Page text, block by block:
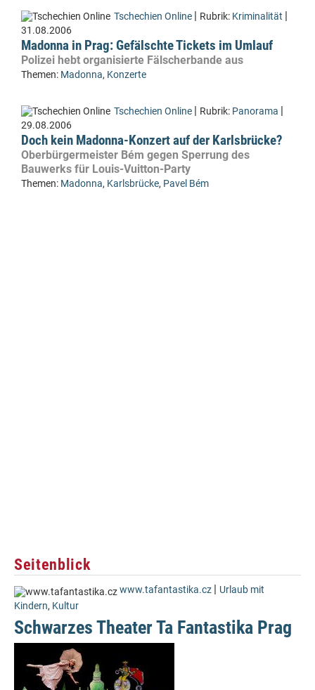
Tschechien Online | Rubrik: Kriminalität |
31.08.2006
Madonna in Prag: Gefälschte Tickets im Umlauf
Polizei hebt organisierte Fälscherbande aus
Themen: Madonna, Konzerte
Tschechien Online | Rubrik: Panorama |
29.08.2006
Doch kein Madonna-Konzert auf der Karlsbrücke?
Oberbürgermeister Bém gegen Sperrung des
Bauwerks für Louis-Vuitton-Party
Themen: Madonna, Karlsbrücke, Pavel Bém
Seitenblick
www.tafantastika.cz | Urlaub mit
Kindern, Kultur
Schwarzes Theater Ta Fantastika Prag